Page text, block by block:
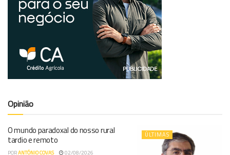
Opinião
ÚLTIMAS
O mundo paradoxal do nosso rural
tardio e remoto
PORANTÓNIO COVAS 02/08/2026